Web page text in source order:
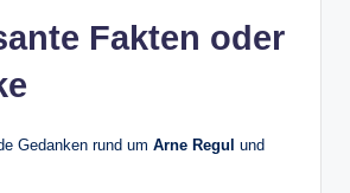
Fakten oder
Gedanken rund um Arne Regul und